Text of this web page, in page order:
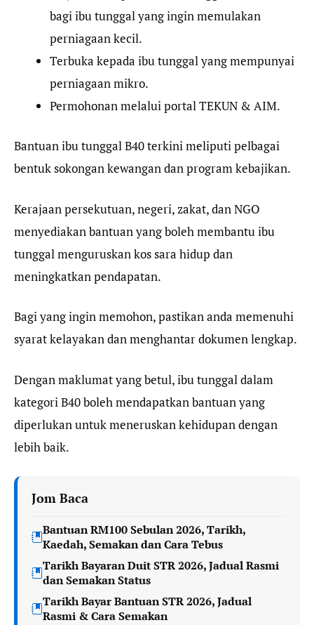
bagi ibu tunggal yang ingin memulakan
perniagaan kecil.
Terbuka kepada ibu tunggal yang mempunyai
perniagaan mikro.
Permohonan melalui portal TEKUN & AIM.
Bantuan ibu tunggal B40 terkini meliputi pelbagai
bentuk sokongan kewangan dan program kebajikan.
Kerajaan persekutuan, negeri, zakat, dan NGO
menyediakan bantuan yang boleh membantu ibu
tunggal menguruskan kos sara hidup dan
meningkatkan pendapatan.
Bagi yang ingin memohon, pastikan anda memenuhi
syarat kelayakan dan menghantar dokumen lengkap.
Dengan maklumat yang betul, ibu tunggal dalam
kategori B40 boleh mendapatkan bantuan yang
diperlukan untuk meneruskan kehidupan dengan
lebih baik.
Jom Baca
Bantuan RM100 Sebulan 2026, Tarikh,
Kaedah, Semakan dan Cara Tebus
Tarikh Bayaran Duit STR 2026, Jadual Rasmi
dan Semakan Status
Tarikh Bayar Bantuan STR 2026, Jadual
Rasmi & Cara Semakan